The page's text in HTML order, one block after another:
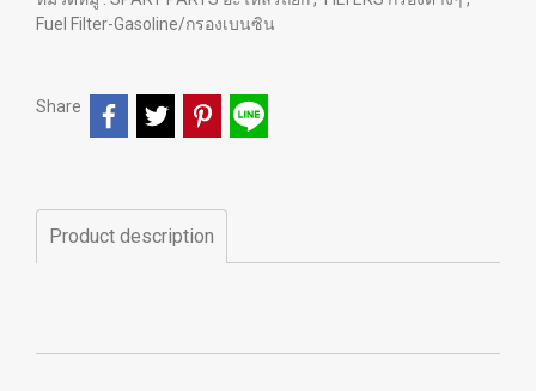
Fuel Filter-Gasoline/กรองเบนซิน
Share
Product description